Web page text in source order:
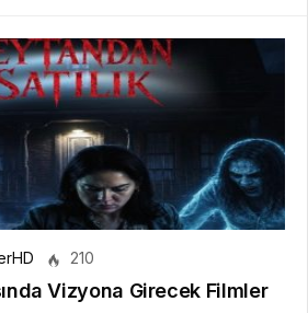
210
Vizyona Girecek Filmler